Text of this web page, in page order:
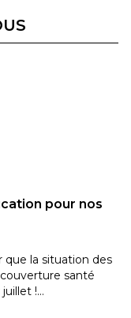
pour nos
la situation des
santé
!…